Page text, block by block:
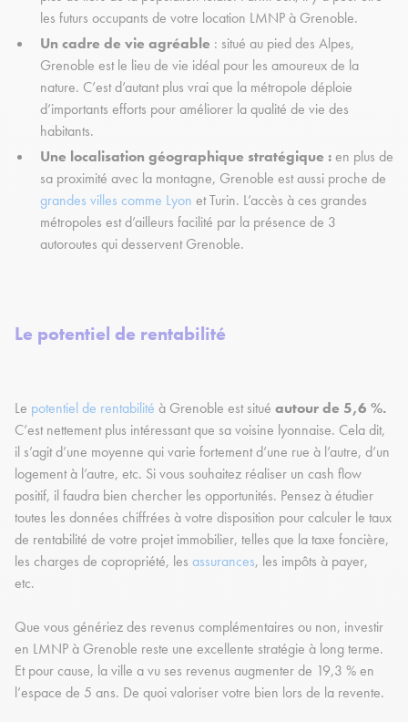
les futurs occupants de votre location LMNP à Grenoble.
Un cadre de vie agréable : situé au pied des Alpes,
Grenoble est le lieu de vie idéal pour les amoureux de la
nature. C’est d’autant plus vrai que la métropole déploie
d’importants efforts pour améliorer la qualité de vie des
habitants.
Une localisation géographique stratégique :en plus de
sa proximité avec la montagne, Grenoble est aussi proche de
grandes villes comme Lyon et Turin. L’accès à ces grandes
métropoles est d’ailleurs facilité par la présence de 3
autoroutes qui desservent Grenoble.
Le potentiel de rentabilité
Le potentiel de rentabilité à Grenoble est situé autour de 5,6 %.
C’est nettement plus intéressant que sa voisine lyonnaise. Cela dit,
il s’agit d’une moyenne qui varie fortement d’une rue à l’autre, d’un
logement à l’autre, etc. Si vous souhaitez réaliser un cash flow
positif, il faudra bien chercher les opportunités. Pensez à étudier
toutes les données chiffrées à votre disposition pour calculer le taux
de rentabilité de votre projet immobilier, telles que la taxe foncière,
les charges de copropriété, les assurances, les impôts à payer,
etc.
Que vous génériez des revenus complémentaires ou non, investir
en LMNP à Grenoble reste une excellente stratégie à long terme.
Et pour cause, la ville a vu ses revenus augmenter de 19,3 % en
l’espace de 5 ans. De quoi valoriser votre bien lors de la revente.